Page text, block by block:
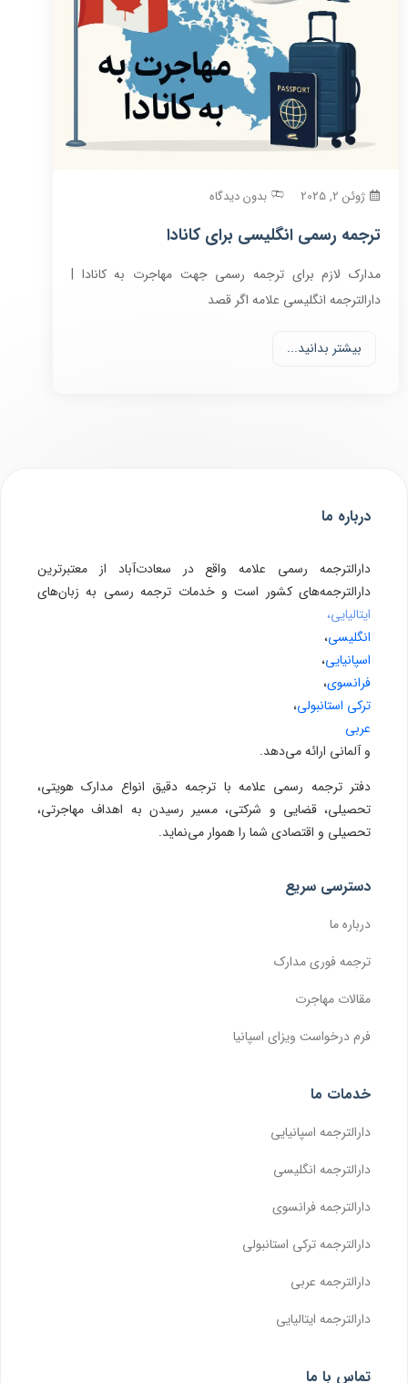
ژوئن 2, 2025 بدون دیدگاه
ترجمه رسمی انگلیسی برای کانادا
مدارک لازم برای ترجمه رسمی جهت مهاجرت به کانادا |
دارالترجمه انگلیسی علامه اگر قصد
بیشتر بدانید...
درباره ما
دارالترجمه رسمی علامه واقع در سعادت‌آباد از معتبرترین
دارالترجمه‌های کشور است و خدمات ترجمه رسمی به زبان‌های
ایتالیایی،
انگلیسی،
اسپانیایی،
فرانسوی،
ترکی استانبولی،
عربی
و آلمانی ارائه می‌دهد.
دفتر ترجمه رسمی علامه با ترجمه دقیق انواع مدارک هویتی،
تحصیلی، قضایی و شرکتی، مسیر رسیدن به اهداف مهاجرتی،
تحصیلی و اقتصادی شما را هموار می‌نماید.
دسترسی سریع
درباره ما
ترجمه فوری مدارک
مقالات مهاجرت
فرم درخواست ویزای اسپانیا
خدمات ما
دارالترجمه اسپانیایی
دارالترجمه انگلیسی
دارالترجمه فرانسوی
دارالترجمه ترکی استانبولی
دارالترجمه عربی
دارالترجمه ایتالیایی
تماس با ما